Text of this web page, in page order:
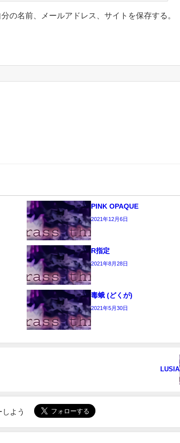
の名前、メールアドレス、サイトを保存する。
PINK OPAQUE
2021年12月6日
R指定
2021年8月28日
毒蛾 (どくが)
2021年5月30日
LUSIA
よう